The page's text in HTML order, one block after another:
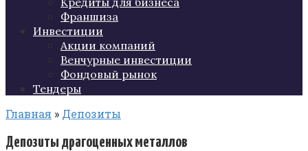
Франшиза
Инвестиции
Акции компаний
Венчурные инвестиции
Фондовый рынок
Тендеры
Главная » Депозиты
Депозиты драгоценных металлов